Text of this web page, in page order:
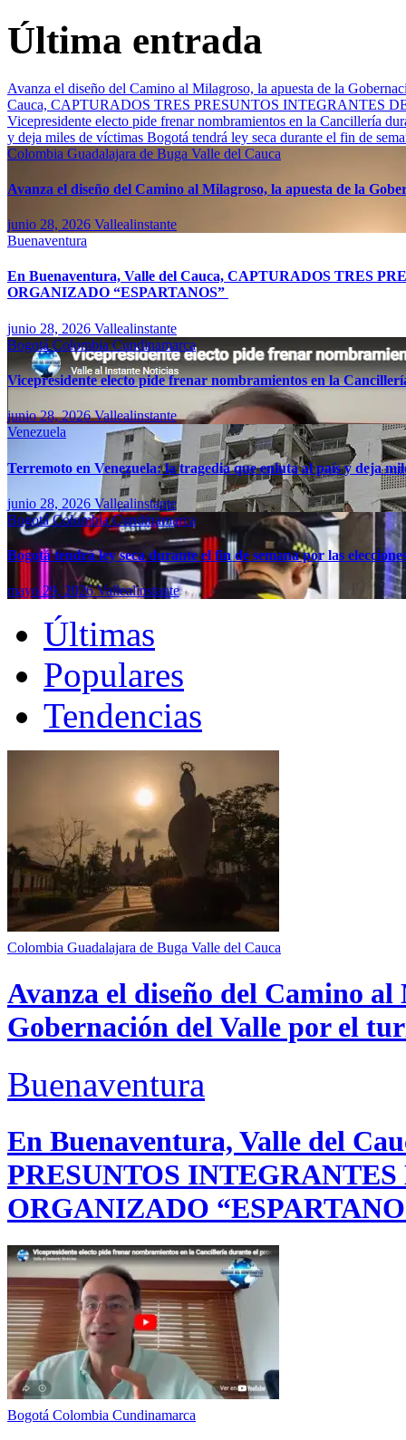
Última entrada
Avanza el diseño del Camino al Milagroso, la apuesta de la
Cauca, CAPTURADOS TRES PRESUNTOS INTEGRANTES
Vicepresidente electo pide frenar nombramientos en la Cancillería
y deja miles de víctimas Bogotá tendrá ley seca durante el fin de
Colombia Guadalajara de Buga Valle del Cauca
Avanza el diseño del Camino al Milagroso, la apuesta de la
junio 28, 2026 Vallealinstante
Buenaventura
En Buenaventura, Valle del Cauca, CAPTURADOS TRES
ORGANIZADO “ESPARTANOS”
junio 28, 2026 Vallealinstante
BogotáColombia Cundinamarca
Vicepresidente electo pide frenar nombramientos en la
junio 28, 2026Vallealinstante
Venezuela
Terremoto en Venezuela: la tragedia que enluta al país y deja
junio 28, 2026 Vallealinstante
BogotáColombiaCundinamarca
Bogotá tendrá ley seca durante el fin de semana por las
mayo 29, 2026Vallealinstante
Últimas
Populares
Tendencias
Colombia Guadalajara de Buga Valle del Cauca
Avanza el diseño del Camino
Gobernación del Valle por el
Buenaventura
En Buenaventura, Valle del
PRESUNTOS
ORGANIZADO
Bogotá Colombia Cundinamarca